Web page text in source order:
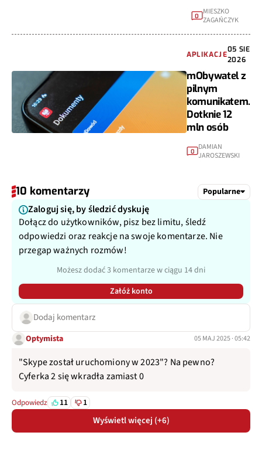
0 MIESZKO
ZAGAŃCZYK
APLIKACJE
05 SIE
2026
mObywatel z
pilnym
komunikatem.
Dotknie 12
mln osób
0
DAMIAN
JAROSZEWSKI
10 komentarzy Popularne
Zaloguj się, by śledzić dyskuję
Dołącz do użytkowników, pisz bez limitu, śledź
odpowiedzi oraz reakcje na swoje komentarze. Nie
przegap ważnych rozmów!
Możesz dodać 3 komentarze w ciągu 14 dni
Załóż konto
Dodaj komentarz
Optymista 05 MAJ 2025 · 05:42
"Skype został uruchomiony w 2023"? Na pewno?
Cyferka 2 się wkradła zamiast 0
Odpowiedz 11 1
Wyświetl więcej (+6)